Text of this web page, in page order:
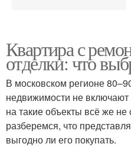
Квартира с
отделки: что
В московском регионе
недвижимости не
на такие объекты всё же
разберемся, что
выгодно ли его покупать.